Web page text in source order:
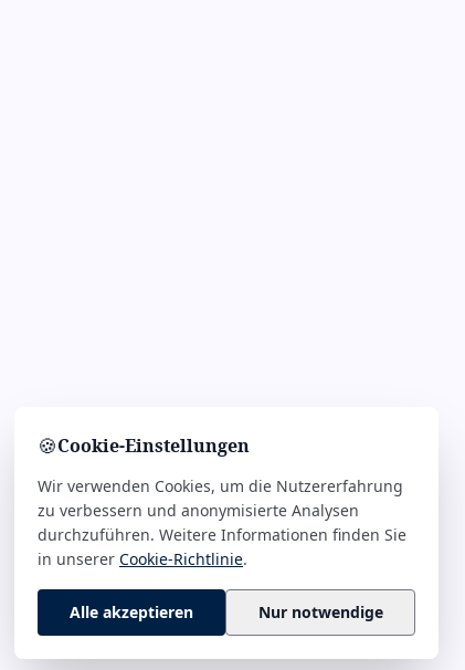
🍪Cookie-Einstellungen
Wir verwenden Cookies, um die Nutzererfahrung
zu verbessern und anonymisierte Analysen
durchzuführen. Weitere Informationen finden Sie
in unserer Cookie-Richtlinie.
Alle akzeptieren Nur notwendige